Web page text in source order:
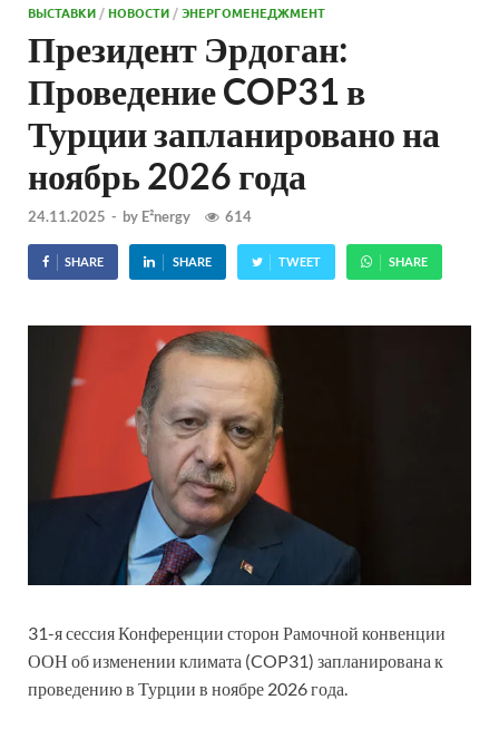
ВЫСТАВКИ /НОВОСТИ /ЭНЕРГОМЕНЕДЖМЕНТ
Президент Эрдоган:
Проведение COP31 в
Турции запланировано на
ноябрь 2026 года
24.11.2025 - by E²nergy 614
SHARE SHARE TWEET SHARE
31-я сессия Конференции сторон Рамочной конвенции
ООН об изменении климата (COP31) запланирована к
проведению в Турции в ноябре 2026 года.